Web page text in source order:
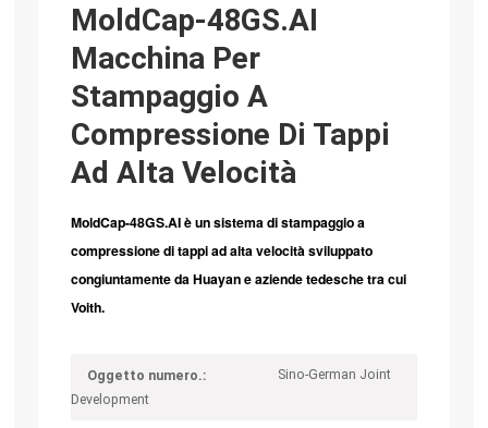
MoldCap-48GS.AI
Macchina Per
Stampaggio A
Compressione Di Tappi
Ad Alta Velocità
MoldCap-48GS.AI è un sistema di stampaggio a
compressione di tappi ad alta velocità sviluppato
congiuntamente daHuayane aziende tedesche tra cui
Voith.
Oggetto numero.:
Sino-German Joint
Development